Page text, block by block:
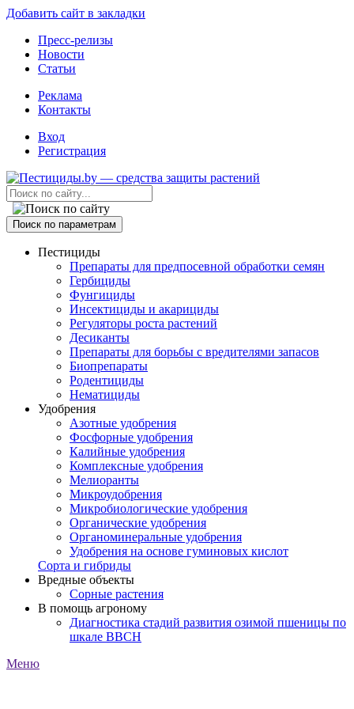
Добавить сайт в закладки
Пресс-релизы
Новости
Статьи
Реклама
Контакты
Вход
Регистрация
Поиск по параметрам
Пестициды
Препараты для предпосевной обработки семян
Гербициды
Фунгициды
Инсектициды и акарициды
Регуляторы роста растений
Десиканты
Препараты для борьбы с вредителями запасов
Биопрепараты
Родентициды
Нематициды
Удобрения
Азотные удобрения
Фосфорные удобрения
Калийные удобрения
Комплексные удобрения
Мелиоранты
Микроудобрения
Микробиологические удобрения
Органические удобрения
Органоминеральные удобрения
Удобрения на основе гуминовых кислот
Сорта и гибриды
Вредные объекты
Сорные растения
В помощь агроному
Диагностика стадий развития озимой пшеницы по
шкале ВВСН
Меню